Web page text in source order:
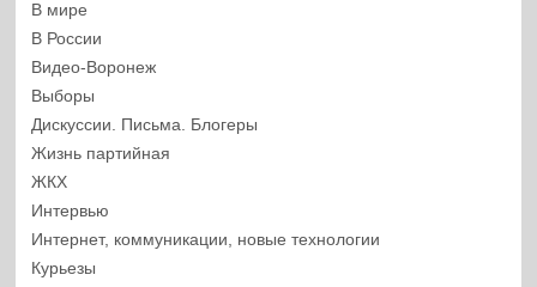
В мире
В России
Видео-Воронеж
Выборы
Дискуссии. Письма. Блогеры
Жизнь партийная
ЖКХ
Интервью
Интернет, коммуникации, новые технологии
Курьезы